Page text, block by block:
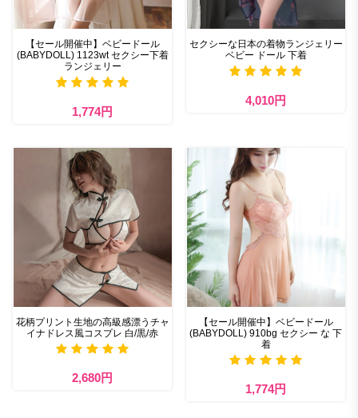
【セール開催中】ベビードール
(BABYDOLL) 1123wt セクシー下着
ランジェリー
1,774円
セクシーな日本の着物ランジェリー
ベビー ドール 下着
4,010円
花柄プリント生地の高級感漂うチャ
イナドレス風コスプレ 白/黒/赤
2,680円
【セール開催中】ベビードール
(BABYDOLL) 910bg セクシー な 下
着
1,774円